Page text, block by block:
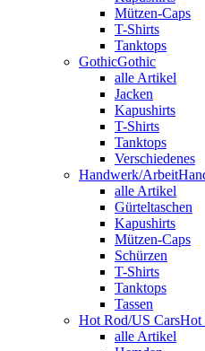
Mützen-Caps
T-Shirts
Tanktops
GothicGothic
alle Artikel
Jacken
Kapushirts
T-Shirts
Tanktops
Verschiedenes
Handwerk/Arbeit
alle Artikel
Gürteltaschen
Kapushirts
Mützen-Caps
Schürzen
T-Shirts
Tanktops
Tassen
Hot Rod/US CarsHot
alle Artikel